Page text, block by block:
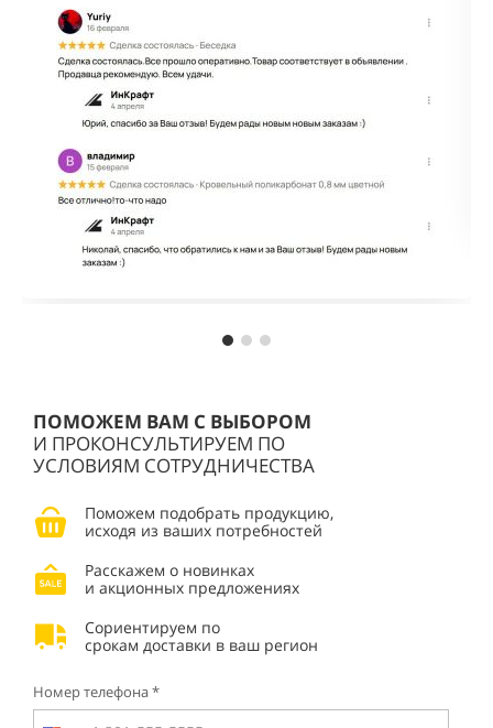
ПОМОЖЕМ ВАМ С ВЫБОРОМ
И ПРОКОНСУЛЬТИРУЕМ ПО
УСЛОВИЯМ СОТРУДНИЧЕСТВА
Поможем подобрать продукцию,
исходя из ваших потребностей
Расскажем о новинках
и акционных предложениях
Сориентируем по
срокам доставки в ваш регион
Номер телефона *